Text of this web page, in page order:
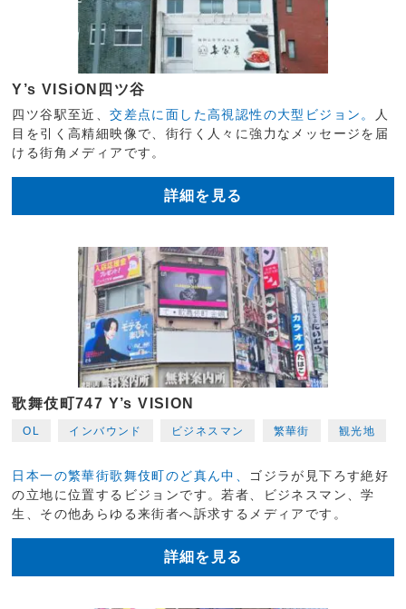
Y’s VISiON四ツ谷
四ツ谷駅至近、交差点に面した高視認性の大型ビジョン。
人
目を引く高精細映像で、街行く人々に強力なメッセージを届
ける街角メディアです。
詳細を見る
歌舞伎町747 Y’s VISION
OL インバウンド ビジネスマン 繁華街 観光地
日本一の繁華街歌舞伎町のど真ん中、 ゴジラが見下ろす絶好
の立地に位置するビジョンです。若者、ビジネスマン、学
生、その他あらゆる来街者へ訴求するメディアです。
詳細を見る